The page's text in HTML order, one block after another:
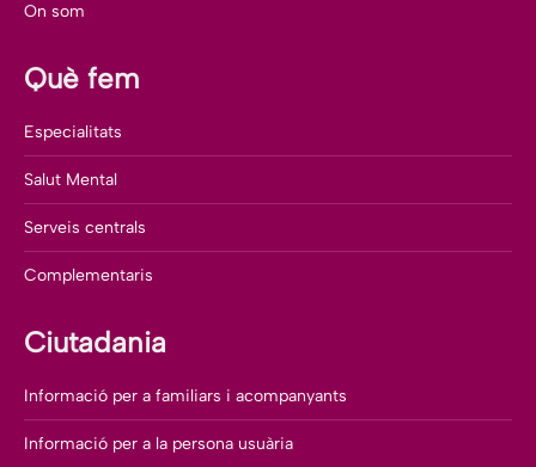
On som
Què fem
Especialitats
Salut Mental
Serveis centrals
Complementaris
Ciutadania
Informació per a familiars i acompanyants
Informació per a la persona usuària